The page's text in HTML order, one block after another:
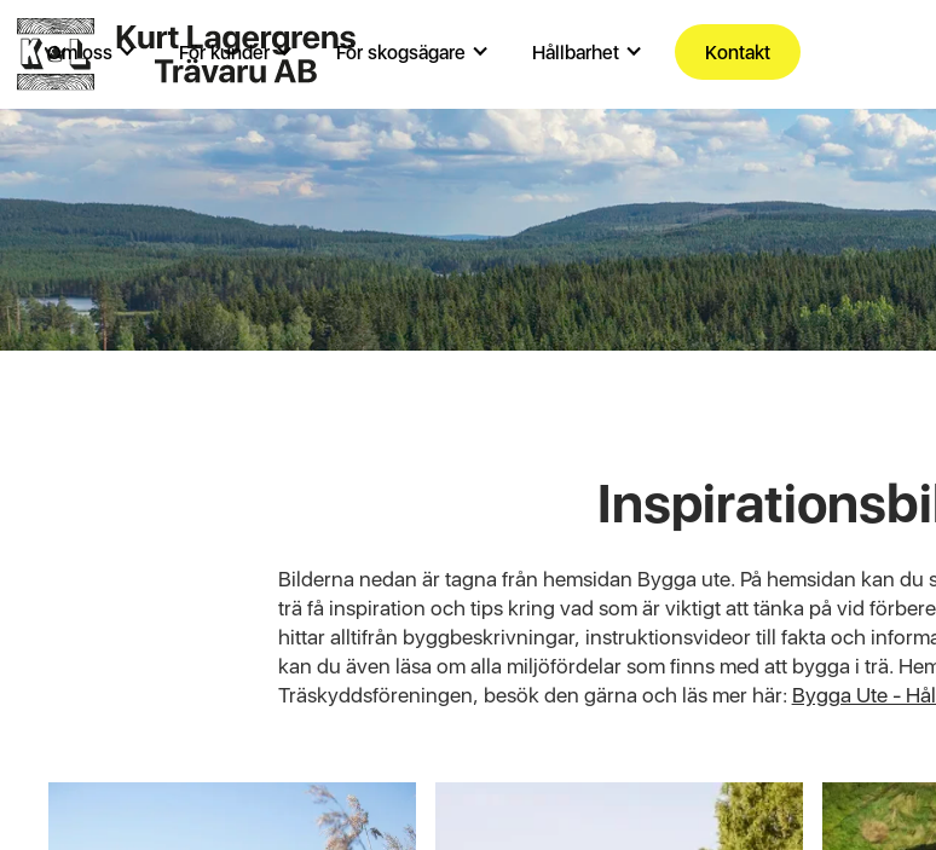
Om oss För kunder För skogsägare Hållbarhet Kontakt
Bilderna nedan är tagna från hemsidan Bygga ute. På hemsidan kan
trä få inspiration och tips kring vad som är viktigt att tänka på vid
hittar alltifrån byggbeskrivningar, instruktionsvideor till fakta och
kan du även läsa om alla miljöfördelar som finns med att bygga i trä.
Träskyddsföreningen, besök den gärna och läs mer här: Bygga Ute -